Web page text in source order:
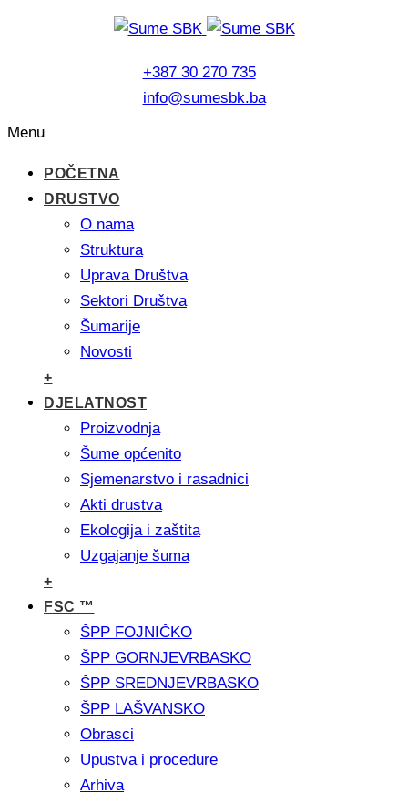
+387 30 270 735
info@sumesbk.ba
Menu
POČETNA
DRUSTVO
O nama
Struktura
Uprava Društva
Sektori Društva
Šumarije
Novosti
+
DJELATNOST
Proizvodnja
Šume općenito
Sjemenarstvo i rasadnici
Akti drustva
Ekologija i zaštita
Uzgajanje šuma
+
FSC ™
ŠPP FOJNIČKO
ŠPP GORNJEVRBASKO
ŠPP SREDNJEVRBASKO
ŠPP LAŠVANSKO
Obrasci
Upustva i procedure
Arhiva